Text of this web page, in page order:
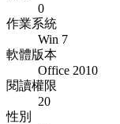
0
作業系統
Win 7
軟體版本
Office 2010
閱讀權限
20
性別